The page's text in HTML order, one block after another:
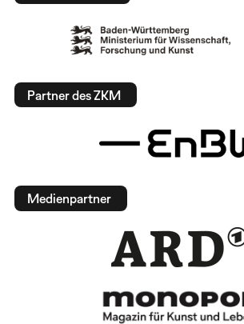
Partner des ZKM
Medienpartner